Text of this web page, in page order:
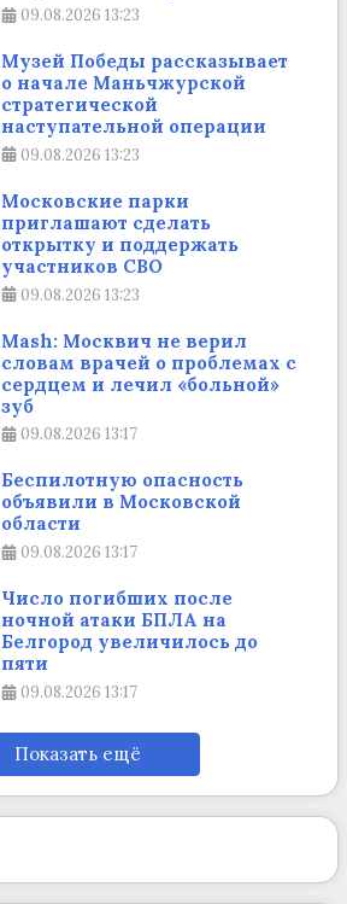
09.08.2026 13:23
Музей Победы рассказывает
о начале Маньчжурской
стратегической
наступательной операции
09.08.2026 13:23
Московские парки
приглашают сделать
открытку и поддержать
участников СВО
09.08.2026 13:23
Mash: Москвич не верил
словам врачей о проблемах с
сердцем и лечил «больной»
зуб
09.08.2026 13:17
Беспилотную опасность
объявили в Московской
области
09.08.2026 13:17
Число погибших после
ночной атаки БПЛА на
Белгород увеличилось до
пяти
09.08.2026 13:17
Показать ещё